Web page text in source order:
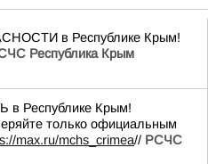
в Республике Крым!
Республика Крым
Республике Крым!
только официальным
max.ru/mchs_crimea// РСЧС